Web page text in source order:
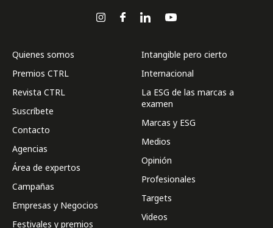
Quienes somos
Premios CTRL
Revista CTRL
Suscríbete
Contacto
Agencias
Área de expertos
Campañas
Empresas y Negocios
Festivales y premios
Intangible pero cierto
Internacional
La ESG de las marcas a
examen
Marcas y ESG
Medios
Opinión
Profesionales
Targets
Videos